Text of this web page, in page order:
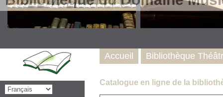
Catalogue en ligne de la
Accueil Bibliothèque